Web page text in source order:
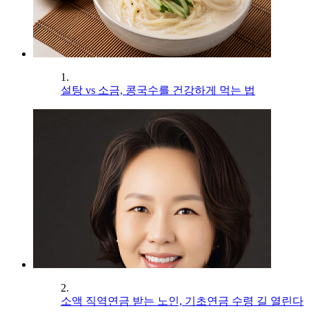
1.
설탕 vs 소금, 콩국수를 건강하게 먹는 법
2.
소액 직역연금 받는 노인, 기초연금 수령 길 열린다